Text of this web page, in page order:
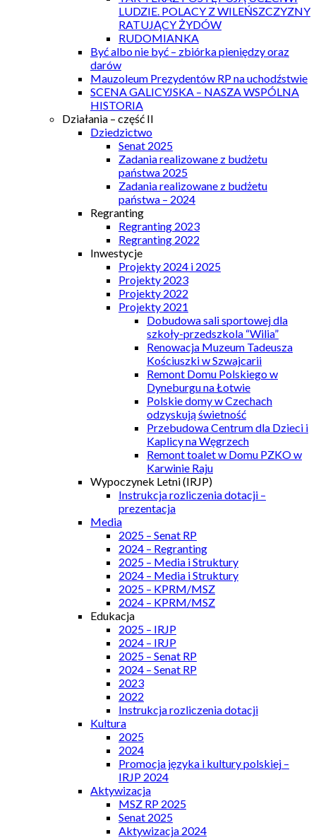
LUDZIE. POLACY Z WILEŃSZCZYZNY
RATUJĄCY ŻYDÓW
RUDOMIANKA
Być albo nie być – zbiórka pieniędzy oraz
darów
Mauzoleum Prezydentów RP na uchodźstwie
SCENA GALICYJSKA – NASZA WSPÓLNA
HISTORIA
Działania – część II
Dziedzictwo
Senat 2025
Zadania realizowane z budżetu
państwa 2025
Zadania realizowane z budżetu
państwa – 2024
Regranting
Regranting 2023
Regranting 2022
Inwestycje
Projekty 2024 i 2025
Projekty 2023
Projekty 2022
Projekty 2021
Dobudowa sali sportowej dla
szkoły-przedszkola “Wilia”
Renowacja Muzeum Tadeusza
Kościuszki w Szwajcarii
Remont Domu Polskiego w
Dyneburgu na Łotwie
Polskie domy w Czechach
odzyskują świetność
Przebudowa Centrum dla Dzieci i
Kaplicy na Węgrzech
Remont toalet w Domu PZKO w
Karwinie Raju
Wypoczynek Letni (IRJP)
Instrukcja rozliczenia dotacji –
prezentacja
Media
2025 – Senat RP
2024 – Regranting
2025 – Media i Struktury
2024 – Media i Struktury
2025 – KPRM/MSZ
2024 – KPRM/MSZ
Edukacja
2025 – IRJP
2024 – IRJP
2025 – Senat RP
2024 – Senat RP
2023
2022
Instrukcja rozliczenia dotacji
Kultura
2025
2024
Promocja języka i kultury polskiej –
IRJP 2024
Aktywizacja
MSZ RP 2025
Senat 2025
Aktywizacja 2024